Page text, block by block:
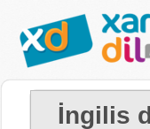
İngilis